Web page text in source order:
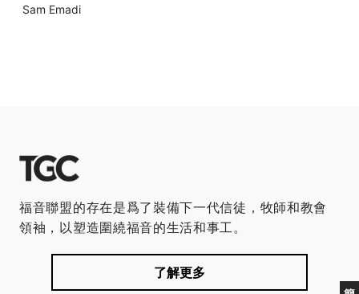
Sam Emadi
福音聯盟的存在是爲了裝備下一代信徒，牧師和教會
領袖，以塑造圍繞福音的生活和事工。
了解更多